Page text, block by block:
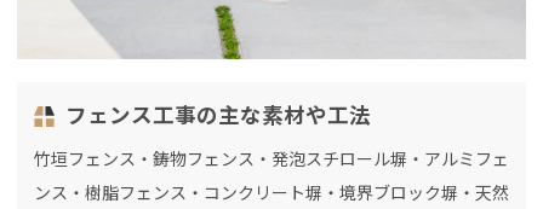
フェンス工事の主な素材や工法
竹垣フェンス・鋳物フェンス・発泡スチロール塀・アルミフェ
ンス・樹脂フェンス・コンクリート塀・境界ブロック塀・天然